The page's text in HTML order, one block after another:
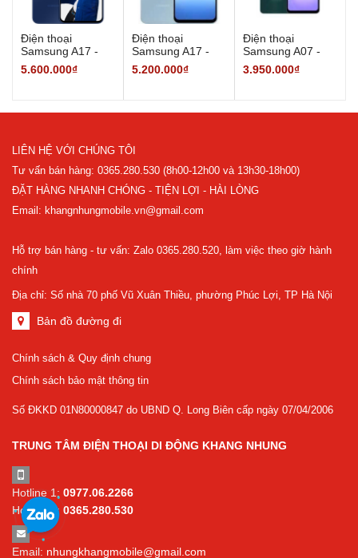
Điện thoại
Samsung A17 -
5G - 8/128GB -
Hàng Chính Hãng
5.600.000₫
Điện thoại
Samsung A17 -
4G - 8/128GB -
Hàng chính hãng
5.200.000₫
Điện thoại
Samsung A07 -
4/128GB - Hàng
chính hãng
3.950.000₫
LIÊN HỆ VỚI CHÚNG TÔI
Tư vấn bán hàng: 0365.280.530 (8h00-12h00 và 13h30-18h00)
ĐẶT HÀNG NHANH CHÓNG - TIỆN LỢI - HÀI LÒNG
Email: khangnhungmobile.vn@gmail.com
Hỗ trợ bán hàng - tư vấn: Zalo 0365.280.520, làm việc theo giờ hành
chính
Địa chỉ: Số nhà 70 phố Vũ Xuân Thiều, phường Phúc Lợi, TP Hà Nội
Bản đồ đường đi
Chính sách & Quy định chung
Chính sách bảo mật thông tin
Số ĐKKD 01N80000847 do UBND Q. Long Biên cấp ngày 07/04/2006
TRUNG TÂM ĐIỆN THOẠI DI ĐỘNG KHANG NHUNG
Hotline 1: 0977.06.2266
Hotline 2: 0365.280.530
Email: nhungkhangmobile@gmail.com